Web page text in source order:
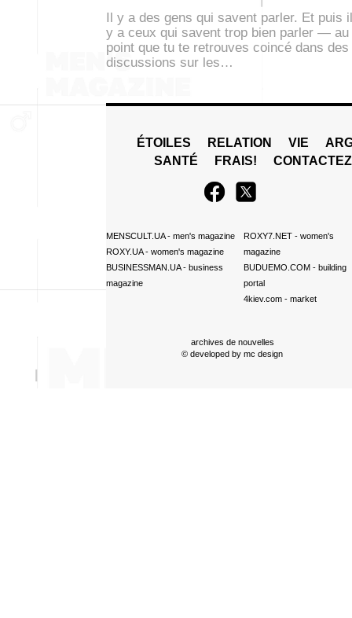
Il y a des gens qui savent parler. Et puis il
y a ceux qui savent trop bien parler — au
point que tu te retrouves coincé dans des
discussions sur les…
ÉTOILES RELATION VIE
SANTÉ
FRAIS!
MENSCULT.UA- men's magazine
ROXY.UA- women's magazine
BUSINESSMAN.UA- business
magazine
ROXY7.NET- women's
magazine
BUDUEMO.COM- building
portal
4kiev.com- market
archives de nouvelles
© developed by mc design